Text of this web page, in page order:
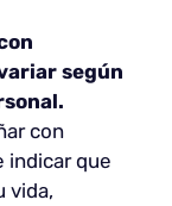
según
con
indicar que
vida,